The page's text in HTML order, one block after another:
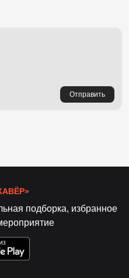
Отправить
подборка, избранное